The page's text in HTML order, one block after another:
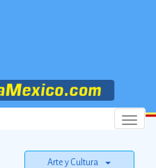
Menu
Arte y Cultura